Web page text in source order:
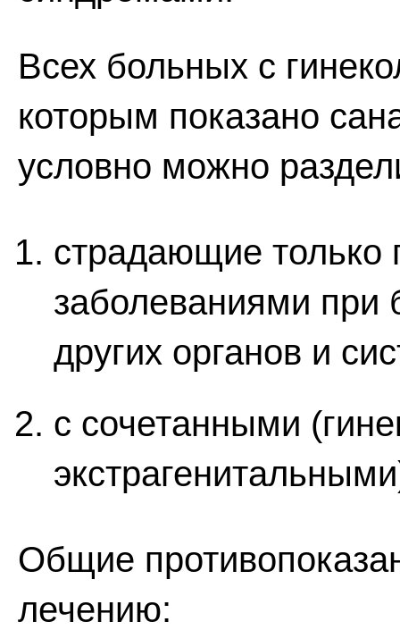
Всех больных с
которым показано
условно можно
страдающие только
заболеваниями при
других органов и
с сочетанными
Общие
лечению: